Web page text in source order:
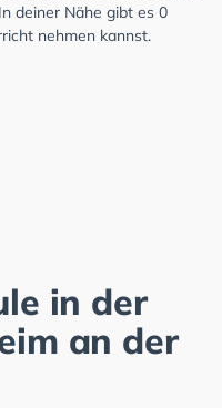
deiner Nähe gibt es 0
nehmen kannst.
in der
an der